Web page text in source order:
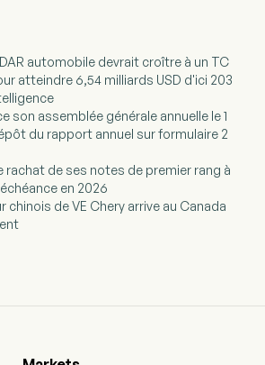
automobile devrait croître à un TC
atteindre 6,54 milliards USD d'ici 203
son assemblée générale annuelle le 1
du rapport annuel sur formulaire 2
rachat de ses notes de premier rang à
en 2026
chinois de VE Chery arrive au Canada